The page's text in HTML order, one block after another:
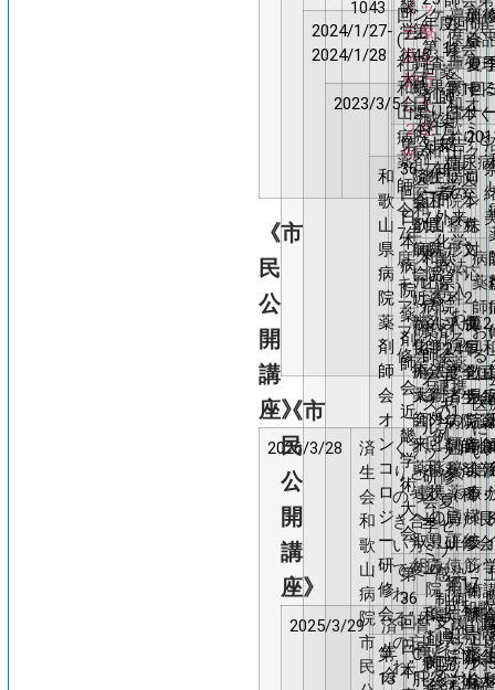
1043
イッ
チ療
法を
施行
した
２症
例
《市
民
公
開
講
座》
2026/3/28
済
生
会
和
歌
山
病
院
市
民
くす
りと
のつ
き合
い方
で変
わ
る”も
の忘
れ”
山﨑
回
(一
社)
和歌
山県
病院
薬剤
師会
令和
7年
度ス
キル
アッ
プ研
修会
導入
医薬
庫管
関す
査
《市
民
公
開
講
座》
2025/3/29
済
生
会
骨・
骨と
つづ
山
2024/1/27-
2024/1/28
第
45
回
日
本
病
院
薬
剤
師
会
近
畿
学
術
大
会
済
生
会
和
歌
山
病
院
整
形
外
科
入
院
患
者
の
便
秘
薬
適
正
使
用
に
対
す
か
ら
~
2023/3/5
(一
社)
和
歌
山
県
病
院
薬
剤
師
会
第
19
回
和
歌
山
県
病
院
薬
剤
師
オ
ミ
ク
ロ
ン
株
対
応
2
価
ワ
ク
チ
ン
に
よ
る
横
紋
筋
融
解
症
が
ンケ
ート
調査
結果
より
～
和
歌
山
県
病
院
薬
剤
師
会
オ
ン
コ
ロ
ジ
ー
研
修
会
済生
会和
歌山
病院
にお
ける
がん
化学
療法
薬剤
師外
来と
薬薬
連携
への
取り
組み
岡
本
克
文
第
13
C型
肝炎
丸
山
畿
学
術
大
会
第
36
回
日
本
病
院
薬
剤
師
会
近
畿
学
術
大
会
未告
知患
者の
外来
化学
療法
導入
にお
ける
薬薬
連携
の1
例
第
36
回
日
本
感染
制御
支援
シス
テム
年度
第１
回薬
剤師
感染
対策
フォ
ーラ
ム
和歌
山県
病院
薬剤
師会
若手
スキ
ルア
ップ
研修
会夏
季セ
ミナ
ー
病
薬
師
お
る
ー
医
に
い
和歌
山県
病院
和
山
内
7回研
修会
第1回
日本く
すりと
糖尿病
学会
平成
24年
度全国
済生会
病院薬
剤師会
薬剤部
（科・
局）長
研修会
第17
回和歌
山県病
院協会
学術大
研
会
夏
セ
ナ
第2
回
歌
県
院
剤
会
療
イ
ラ
ン
術
演
済
会